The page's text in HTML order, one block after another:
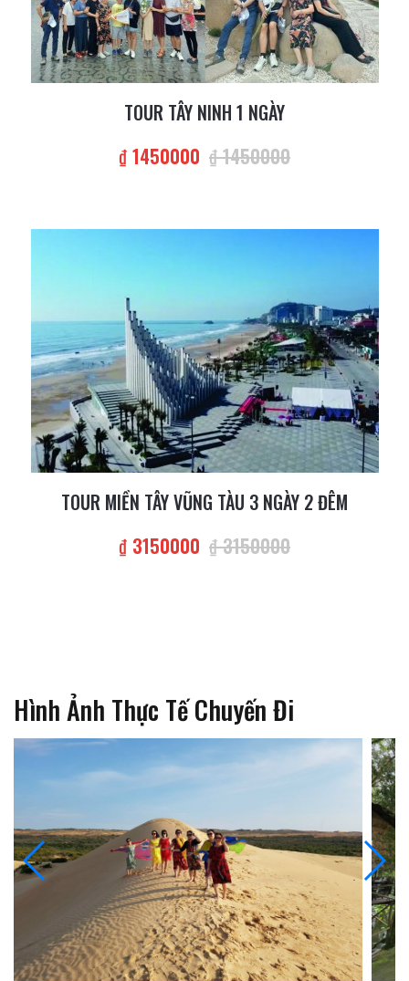
TOUR TÂY NINH 1 NGÀY
₫ 1450000 ₫ 1450000
TOUR MIỀN TÂY VŨNG TÀU 3 NGÀY 2 ĐÊM
₫ 3150000 ₫ 3150000
Hình Ảnh Thực Tế Chuyến Đi